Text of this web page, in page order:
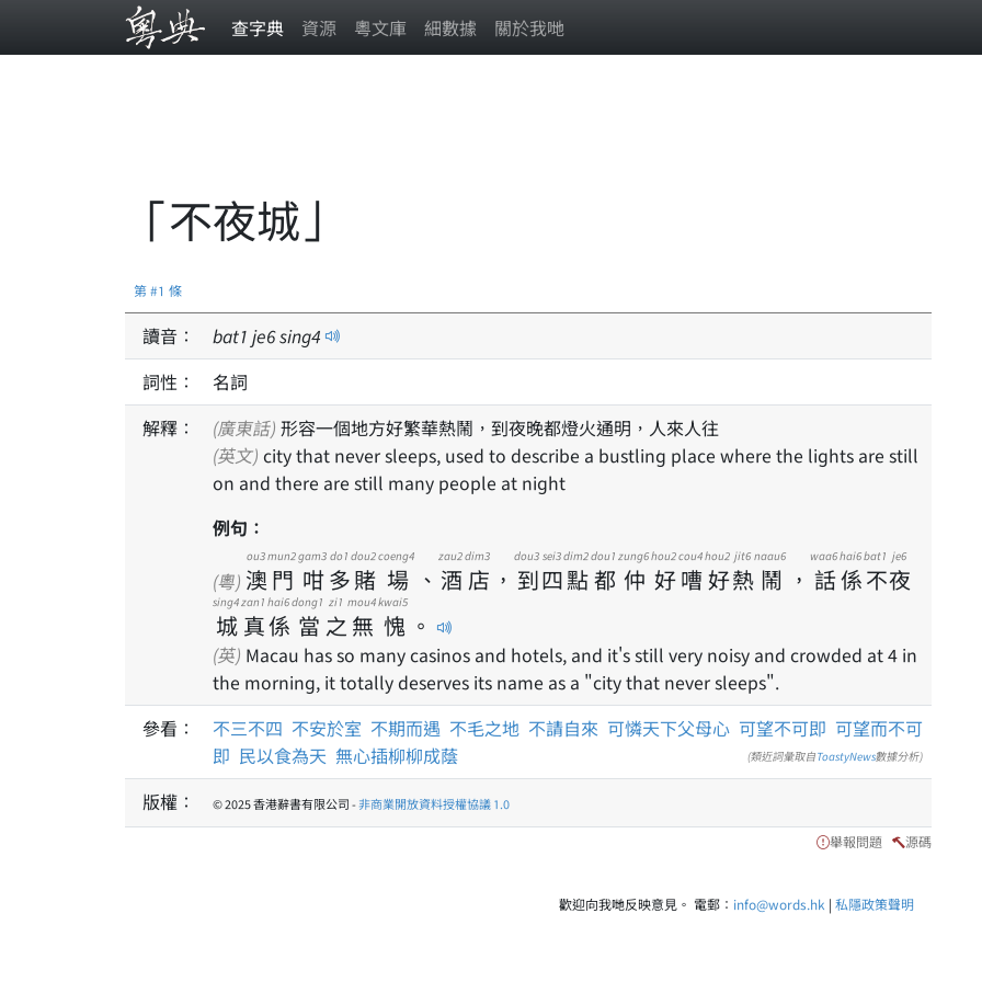
查字典 資源 粵文庫 細數據 關於我哋
「不夜城」
第 #1 條
讀音： bat1 je6sing4
詞性：
名詞
解釋：
(廣東話) 形容一個地方好繁華熱鬧，到夜晚都燈火通明，人來人往
(英文)
on and there are still many people at night
例句：
(粵) 澳
ou3
門
mun2
咁
gam3
多
do1
賭
dou2
場
coeng4
、 酒
zau2
店
dim3
， 到
dou3
四
sei3
點
dim2
都
dou1
仲
zung6
好
hou2
嘈
cou4
好
hou2
熱
jit6
鬧
naau6
， 話
waa6
係
hai6
不
bat1
夜
je6
城
sing4
真
zan1
係
hai6
當
dong1
之
zi1
無
mou4
愧
kwai5
。
(英) Macau has so many casinos and hotels, and it's still very noisy and crowded at 4 in
the morning, it totally deserves its name as a "city that never sleeps".
參看：
不三不四 不安於室 不期而遇 不毛之地 不請自來 可憐天下父母心 可望不可即 可望而不可
即 民以食為天 無心插柳柳成蔭 (類近詞彙取自ToastyNews數據分析)
版權： © 2025 香港辭書有限公司 -非商業開放資料授權協議 1.0
舉報問題 源碼
歡迎向我哋反映意見。 電郵： info@words.hk | 私隱政策聲明